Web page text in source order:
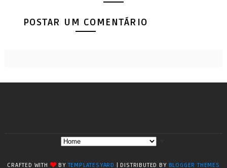
POSTAR UM COMENTÁRIO
CRAFTED WITH BYTEMPLATESYARD | DISTRIBUTED BY BLOGGER THEMES